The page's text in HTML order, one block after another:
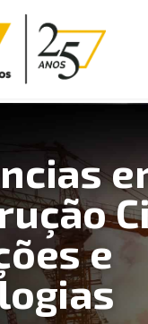
e